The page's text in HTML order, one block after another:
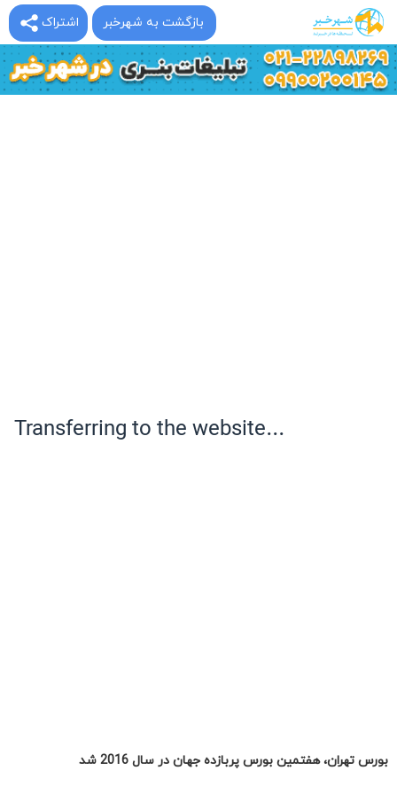
اشتراک بازگشت به شهرخبر
بورس تهران، هفتمین بورس پربازده جهان در سال 2016 شد